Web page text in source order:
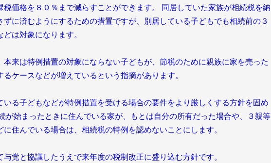
税価格を８０％まで減らすことができます。 同居していた家族が相続税を納
に済むようにするための措置ですが、別居している子どもでも相続前の３
は対象になります。
本来は特例措置の対象にならない子どもが、節税のために親族に家を売った
ケースなどが増えているという指摘があります。
いる子どもなどが特例措置を受ける場合の要件をより厳しくする方針を固め
が始まったときに住んでいる家が、もとは自分の所有だった場合や、３親等
住んでいる場合は、相続税の特例を認めないことにします。
党と協議したうえで来年度の税制改正に盛り込む方針です。